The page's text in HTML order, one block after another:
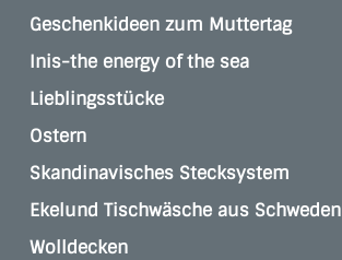
Geschenkideen zum Muttertag
Inis-the energy of the sea
Lieblingsstücke
Ostern
Skandinavisches Stecksystem
Ekelund Tischwäsche aus Schweden
Wolldecken